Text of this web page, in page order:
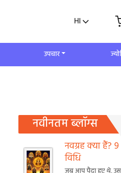
HI
उपचार
नवीनतम ब्लॉग्स
नवग्रह क्या हैं?
विधि